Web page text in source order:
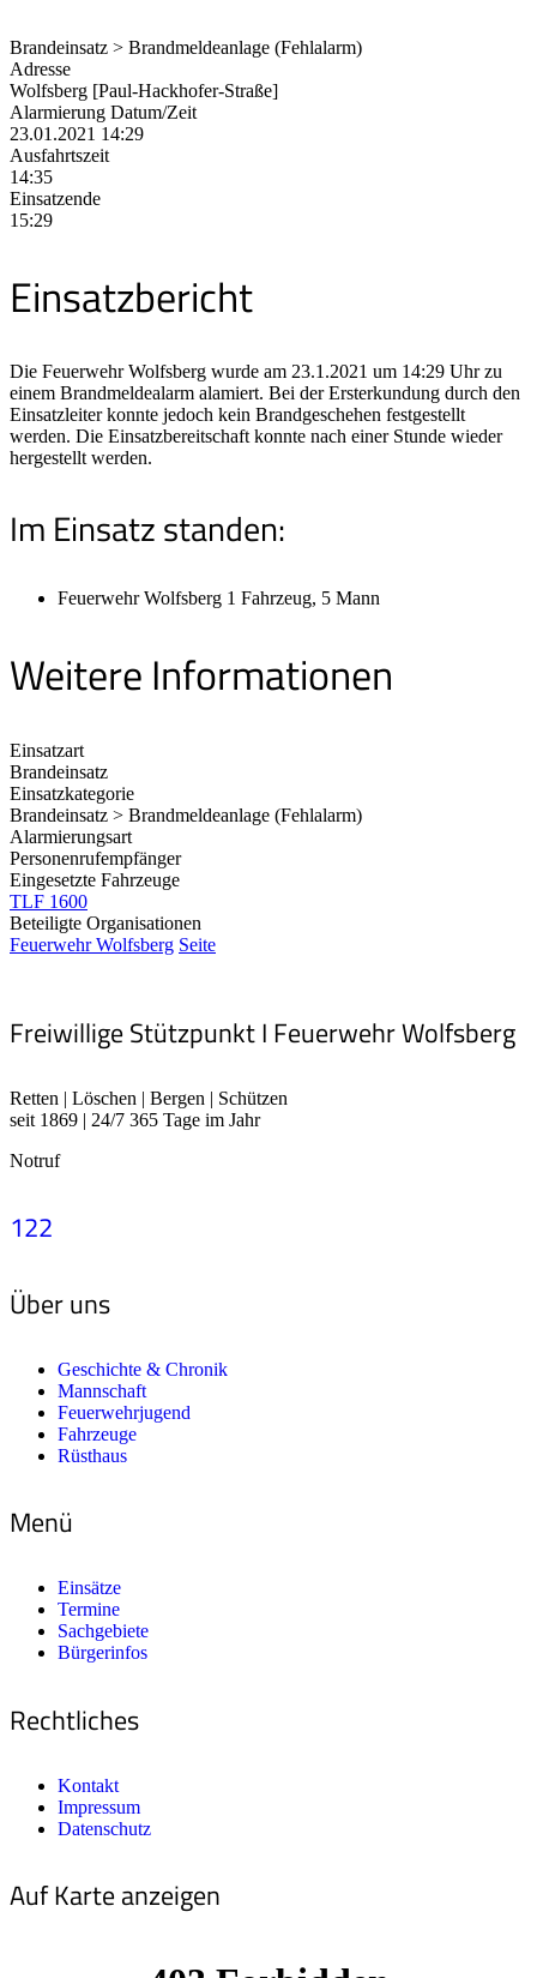
Brandeinsatz > Brandmeldeanlage (Fehlalarm)
Adresse
Wolfsberg [Paul-Hackhofer-Straße]
Alarmierung Datum/Zeit
23.01.2021 14:29
Ausfahrtszeit
14:35
Einsatzende
15:29
Einsatzbericht
Die Feuerwehr Wolfsberg wurde am 23.1.2021 um 14:29 Uhr zu
einem Brandmeldealarm alamiert. Bei der Ersterkundung durch den
Einsatzleiter konnte jedoch kein Brandgeschehen festgestellt
werden. Die Einsatzbereitschaft konnte nach einer Stunde wieder
hergestellt werden.
Im Einsatz standen:
Feuerwehr Wolfsberg 1 Fahrzeug, 5 Mann
Weitere Informationen
Einsatzart
Brandeinsatz
Einsatzkategorie
Brandeinsatz > Brandmeldeanlage (Fehlalarm)
Alarmierungsart
Personenrufempfänger
Eingesetzte Fahrzeuge
TLF 1600
Beteiligte Organisationen
Feuerwehr Wolfsberg Seite
Freiwillige Stützpunkt I Feuerwehr Wolfsberg
Retten | Löschen | Bergen | Schützen
seit 1869 | 24/7 365 Tage im Jahr
Notruf
122
Über uns
Geschichte & Chronik
Mannschaft
Feuerwehrjugend
Fahrzeuge
Rüsthaus
Menü
Einsätze
Termine
Sachgebiete
Bürgerinfos
Rechtliches
Kontakt
Impressum
Datenschutz
Auf Karte anzeigen